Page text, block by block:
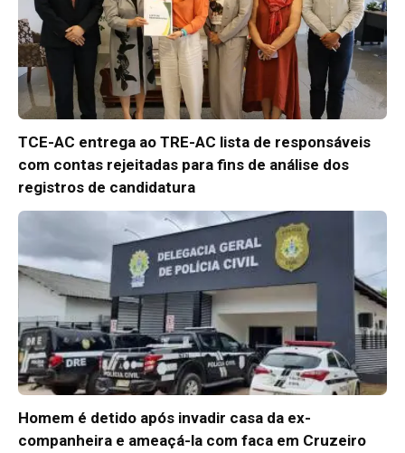
TCE-AC entrega ao TRE-AC lista de responsáveis
com contas rejeitadas para fins de análise dos
registros de candidatura
Homem é detido após invadir casa da ex-
companheira e ameaçá-la com faca em Cruzeiro